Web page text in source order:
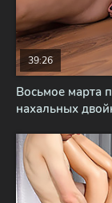
Восьмое марта
нахальных
39:26